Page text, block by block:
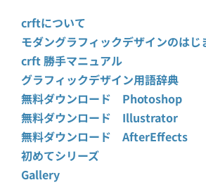
crftについて
モダングラフィックデザインのはじ
crft 勝手マニュアル
グラフィックデザイン用語辞典
無料ダウンロード Photoshop
無料ダウンロード Illustrator
無料ダウンロード AfterEffects
初めてシリーズ
Gallery